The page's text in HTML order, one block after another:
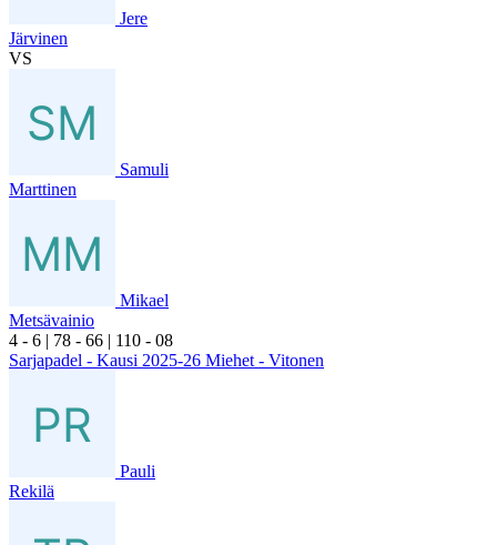
Jere
Järvinen
VS
Samuli
Marttinen
Mikael
Metsävainio
4 - 6 | 78 - 66 | 110 - 08
Sarjapadel - Kausi 2025-26 Miehet - Vitonen
Pauli
Rekilä